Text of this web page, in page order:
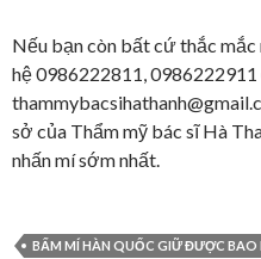
Nếu bạn còn bất cứ thắc mắc
hệ 0986222811,
sở của Thẩm mỹ bác sĩ Hà
nhấn mí sớm nhất.
BẤM MÍ HÀN QUỐC GIỮ ĐƯỢC BAO